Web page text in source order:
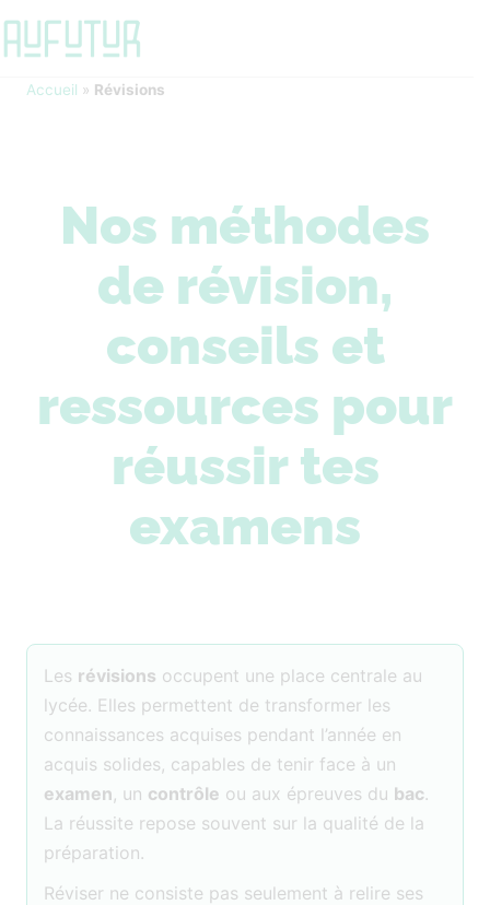
Accueil » Révisions
Nos méthodes
de révision,
conseils et
ressources pour
réussir tes
examens
Les révisions occupent une place centrale au
lycée. Elles permettent de transformer les
connaissances acquises pendant l’année en
acquis solides, capables de tenir face à un
examen, un contrôle ou aux épreuves du bac.
La réussite repose souvent sur la qualité de la
préparation.
Réviser ne consiste pas seulement à relire ses